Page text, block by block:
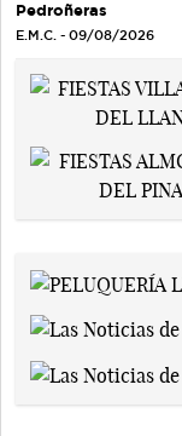
Pedroñeras
E.M.C. - 09/08/2026